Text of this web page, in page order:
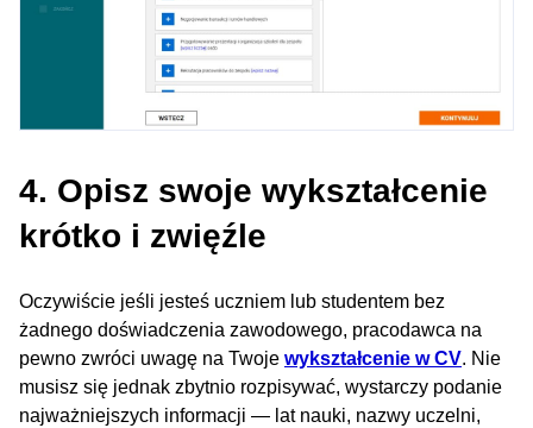
4. Opisz swoje wykształcenie
krótko i zwięźle
Oczywiście jeśli jesteś uczniem lub studentem bez
żadnego doświadczenia zawodowego, pracodawca na
pewno zwróci uwagę na Twoje wykształcenie w CV. Nie
musisz się jednak zbytnio rozpisywać, wystarczy podanie
najważniejszych informacji — lat nauki, nazwy uczelni,